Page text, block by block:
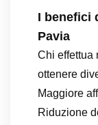
I benefici
Pavia
Chi effettua
ottenere
Maggiore
Riduzione